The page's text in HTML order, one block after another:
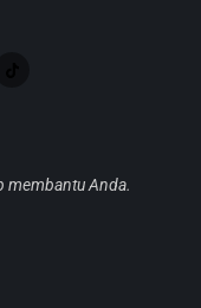
membantu Anda.